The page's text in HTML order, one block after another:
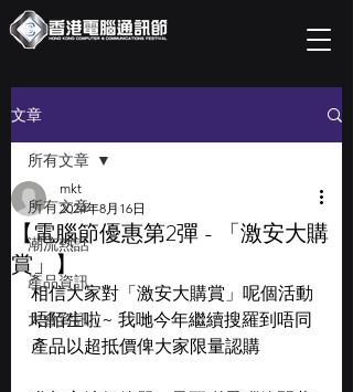
文章
所有文章
潮流熱話
產品資訊
大會資訊
所有文章
【電腦節優惠第2彈 - 「激安大購
賞」】
mkt
2024年8月16日
相信大家對「激安大購賞」呢個活動
唔陌生啦~ 我哋今年繼續搜羅到唔同
產品以超抵價俾大家限量認購